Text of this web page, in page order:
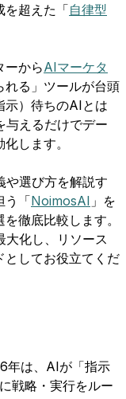
を超えた「自律型
ーからAIマーケタ
れる」ツールが台頭
示）待ちのAIとは
与えるだけでデー
します。
や選び方を解説す
う「NoimosAI 」を
徹底比較します。
大化し、リソース
としてお役立てくだ
年は、AIが「指示
戦略・実行をルー